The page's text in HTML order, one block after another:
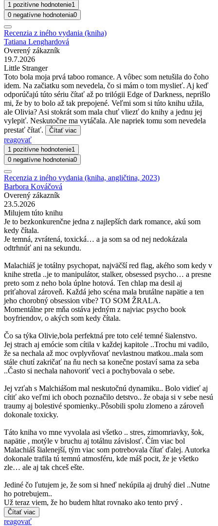
1 pozitívne hodnotenie1
0 negatívne hodnotenia0
Recenzia z iného vydania (kniha)
Tatiana Lenghardová
Overený zákazník
19.7.2026
Little Stranger
Toto bola moja prvá taboo romance. A vôbec som netušila do čoho
idem. Na začiatku som nevedela, čo si mám o tom myslieť. Aj keď
odporúčajú túto sériu čítať až po trilógii Edge of Darkness, neprišlo
mi, že by to bolo až tak prepojené. Veľmi som si túto knihu užila,
ale Olivia? Asi stokrát som mala chuť vliezť do knihy a jednu jej
vylepiť. Neskutočne ma vytáčala. Ale napriek tomu som nevedela
prestať čítať.
Čítať viac
reagovať
1 pozitívne hodnotenie1
0 negatívne hodnotenia0
Recenzia z iného vydania (kniha, angličtina, 2023)
Barbora Kováčová
Overený zákazník
23.5.2026
Milujem túto knihu
Je to bezkonkurenčne jedna z najlepších dark romance, akú som
kedy čítala.
Je temná, zvrátená, toxická… a ja som sa od nej nedokázala
odtrhnúť ani na sekundu.
Malachiáš je totálny psychopat, najväčší red flag, akého som kedy v
knihe stretla ..je to manipulátor, stalker, obsessed psycho… a presne
preto som z neho bola úplne hotová. Ten chlap ma desil aj
priťahoval zároveň. Každá jeho scéna mala brutálne napätie a ten
jeho chorobný obsession vibe? TO SOM ŽRALA.
Momentálne pre mňa ostáva jedným z najviac psycho book
boyfriendov, o akých som kedy čítala.
Čo sa týka Olivie,bola perfektná pre toto celé temné šialenstvo.
Jej strach aj emócie som cítila v každej kapitole ..Trochu mi vadilo,
že sa nechala až moc ovplyvňovať nevlastnou matkou..mala som
stále chutí zakričať na ňu nech sa konečne postaví sama za seba
..Často si nechala nahovoriť veci a pochybovala o sebe.
Jej vzťah s Malchiášom mal neskutočnú dynamiku.. Bolo vidieť aj
cítiť ako veľmi ich oboch poznačilo detstvo.. že obaja si v sebe nesú
traumy aj bolestivé spomienky..Pôsobili spolu zlomeno a zároveň
dokonale toxicky.
Táto kniha vo mne vyvolala asi všetko .. stres, zimomriavky, šok,
napätie , motýle v bruchu aj totálnu závislosť. Čím viac bol
Malachiáš šialenejší, tým viac som potrebovala čítať ďalej. Autorka
dokonale trafila tú temnú atmosféru, kde máš pocit, že je všetko
zle… ale aj tak chceš ešte.
Jediné čo ľutujem je, že som si hneď nekúpila aj druhý diel ..Nutne
ho potrebujem..
Už teraz viem, že ho budem hltat rovnako ako tento prvý .
Čítať viac
reagovať